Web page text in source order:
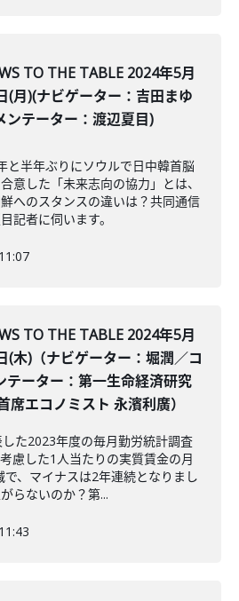
TO THE TABLE 2024年5月
(月)(ナビゲーター：吉田まゆ
ンテーター：渡辺夏目)
と半年ぶりにソウルで日中韓首脳
意した「未来志向の協力」とは、
へのスタンスの違いは？共同通信
記者に伺います。
TO THE TABLE 2024年5月
(木)（ナビゲーター：堀潤／コ
テーター：第一生命経済研究
席エコノミスト 永濱利廣）
た2023年度の毎月勤労統計調査
慮した1人当たりの実質賃金の月
、マイナスは2年連続となりまし
らないのか？第...